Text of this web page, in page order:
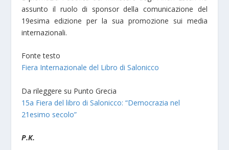
assunto il ruolo di sponsor della comunicazione del
19esima edizione per la sua promozione sui media
internazionali.
Fonte testo
Fiera Internazionale del Libro di Salonicco
Da rileggere su Punto Grecia
15a Fiera del libro di Salonicco: “Democrazia nel
21esimo secolo”
P.K.